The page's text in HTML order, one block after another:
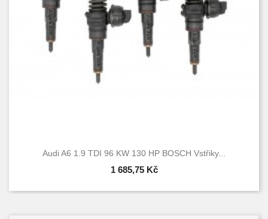
Audi A6 1.9 TDI 96 KW 130 HP BOSCH Vstřiky...
1 685,75 Kč